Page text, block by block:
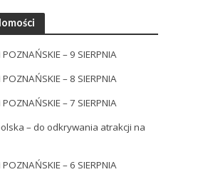
– 9 SIERPNIA
– 8 SIERPNIA
– 7 SIERPNIA
– do odkrywania atrakcji na
– 6 SIERPNIA